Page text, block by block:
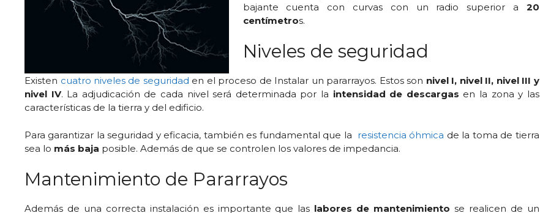
bajante cuenta con curvas con un radio superior a 20
centímetros.
Niveles de seguridad
Existen cuatro niveles de seguridad en el proceso de Instalar un pararrayos. Estos son nivel I, nivel II, nivel III y
nivel IV. La adjudicación de cada nivel será determinada por la intensidad de descargas en la zona y las
características de la tierra y del edificio.
Para garantizar la seguridad y eficacia, también es fundamental que la resistencia óhmica de la toma de tierra
sea lo más baja posible. Además de que se controlen los valores de impedancia.
Mantenimiento de Pararrayos
Además de una correcta instalación es importante que las labores de mantenimiento se realicen de un